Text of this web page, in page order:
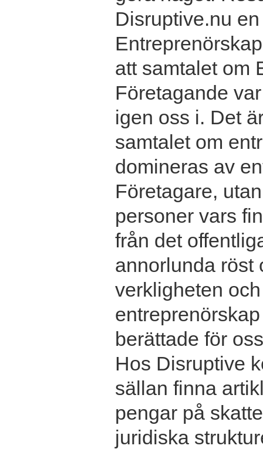
Disruptive.nu
att samtalet om
Företagande
igen oss i. Det
samtalet om
domineras av
Företagare,
personer vars
från det
annorlunda röst
verkligheten
berättade för
Hos Disruptive
sällan finna
pengar på
juridiska